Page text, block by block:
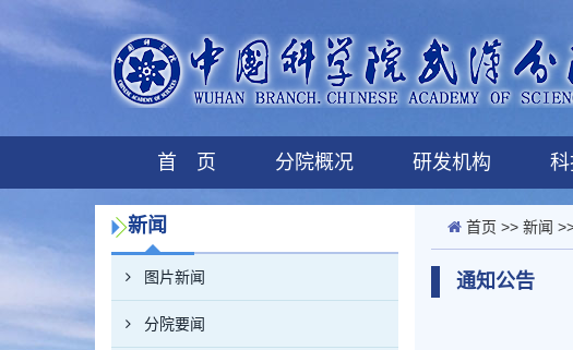
首 页 分院概况 研发机构
新闻
图片新闻
分院要闻
首页 >> 新闻
通知公告